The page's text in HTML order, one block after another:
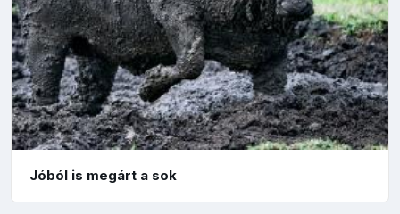
Jóból is megárt a sok